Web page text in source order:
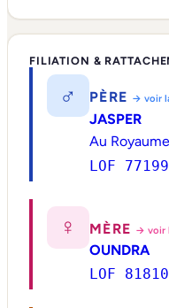
FILIATION &
♂ PÈRE → voir
JASPER
Au
LOF 77199
♀ MÈRE → voir
OUNDRA
LOF 81810